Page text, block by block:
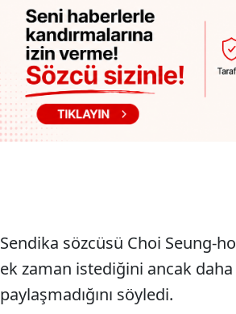
Sendika sözcüsü Choi Seung-
ek zaman istediğini ancak
paylaşmadığını söyledi.